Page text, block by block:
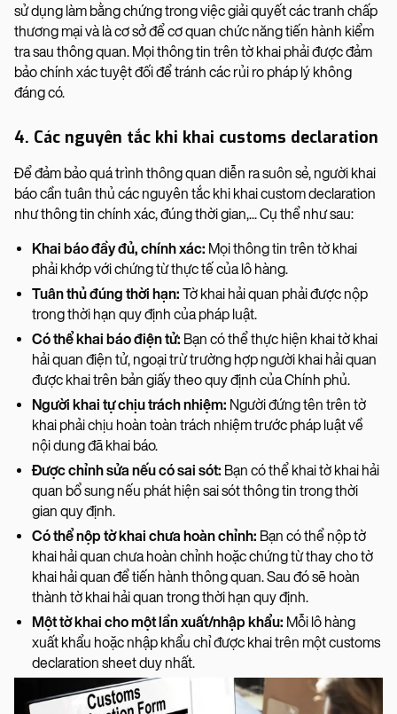
sử dụng làm bằng chứng trong việc giải quyết các tranh chấp
thương mại và là cơ sở để cơ quan chức năng tiến hành kiểm
tra sau thông quan. Mọi thông tin trên tờ khai phải được đảm
bảo chính xác tuyệt đối để tránh các rủi ro pháp lý không
đáng có.
4. Các nguyên tắc khi khai customs declaration
Để đảm bảo quá trình thông quan diễn ra suôn sẻ, người khai
báo cần tuân thủ các nguyên tắc khi khai custom declaration
như thông tin chính xác, đúng thời gian,... Cụ thể như sau:
Khai báo đầy đủ, chính xác: Mọi thông tin trên tờ khai
phải khớp với chứng từ thực tế của lô hàng.
Tuân thủ đúng thời hạn: Tờ khai hải quan phải được nộp
trong thời hạn quy định của pháp luật.
Có thể khai báo điện tử: Bạn có thể thực hiện khai tờ khai
hải quan điện tử, ngoại trừ trường hợp người khai hải quan
được khai trên bản giấy theo quy định của Chính phủ.
Người khai tự chịu trách nhiệm: Người đứng tên trên tờ
khai phải chịu hoàn toàn trách nhiệm trước pháp luật về
nội dung đã khai báo.
Được chỉnh sửa nếu có sai sót: Bạn có thể khai tờ khai hải
quan bổ sung nếu phát hiện sai sót thông tin trong thời
gian quy định.
Có thể nộp tờ khai chưa hoàn chỉnh: Bạn có thể nộp tờ
khai hải quan chưa hoàn chỉnh hoặc chứng từ thay cho tờ
khai hải quan để tiến hành thông quan. Sau đó sẽ hoàn
thành tờ khai hải quan trong thời hạn quy định.
Một tờ khai cho một lần xuất/nhập khẩu: Mỗi lô hàng
xuất khẩu hoặc nhập khẩu chỉ được khai trên một customs
declaration sheet duy nhất.